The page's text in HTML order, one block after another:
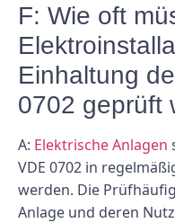
F: Wie oft
Einhaltung
0702 geprüft
A: Elektrische Anlagen
VDE 0702 in
werden. Die
Anlage und deren